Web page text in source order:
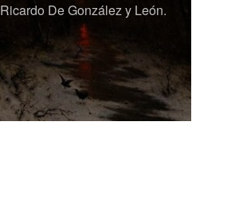
Ricardo De González y León.